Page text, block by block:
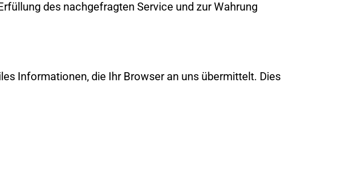
des nachgefragten Service und zur Wahrung
Informationen, die Ihr Browser an uns übermittelt. Dies